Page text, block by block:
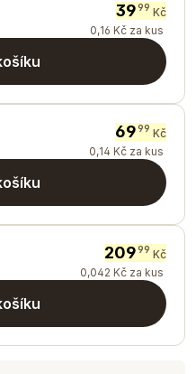
3999 Kč
0,16 Kč za kus
6999 Kč
0,14 Kč za kus
20999 Kč
0,042 Kč za kus